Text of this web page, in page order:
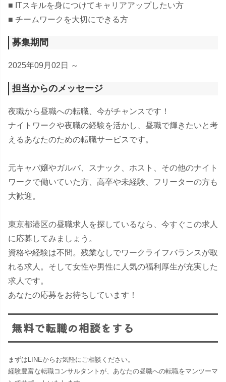
■ ITスキルを身につけてキャリアアップしたい方
■ チームワークを大切にできる方
募集期間
2025年09月02日 ～
担当からのメッセージ
夜職から昼職への転職、今がチャンスです！
ナイトワークや夜職の経験を活かし、昼職で輝きたいと考
えるあなたのための転職サービスです。
元キャバ嬢やガルバ、スナック、ホスト、その他のナイト
ワークで働いていた方、高卒や未経験、フリーターの方も
大歓迎。
東京都港区の昼職求人を探しているなら、今すぐこの求人
に応募してみましょう。
資格や経験は不問。残業なしでワークライフバランスが取
れる求人。そして女性や男性に人気の福利厚生が充実した
求人です。
あなたの応募をお待ちしています！
無料で転職の相談をする
まずはLINEからお気軽にご相談ください。
経験豊富な転職コンサルタントが、あなたの昼職への転職をマンツーマ